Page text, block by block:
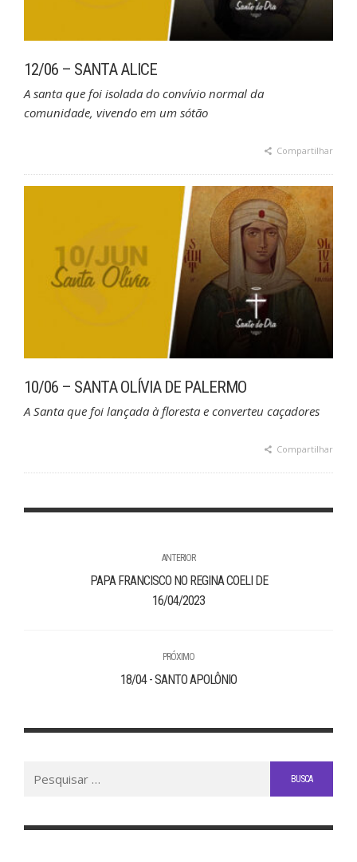
12/06 – SANTA ALICE
A santa que foi isolada do convívio normal da
comunidade, vivendo em um sótão
Compartilhar
10/06 – SANTA OLÍVIA DE PALERMO
A Santa que foi lançada à floresta e converteu caçadores
Compartilhar
ANTERIOR
PAPA FRANCISCO NO REGINA COELI DE
16/04/2023
PRÓXIMO
18/04 - SANTO APOLÔNIO